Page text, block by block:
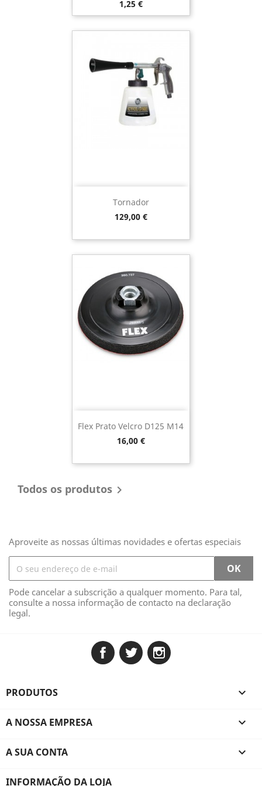
Preço
1,25 €
Tornador
Preço
129,00 €
Flex Prato Velcro D125 M14
Preço
16,00 €
Todos os produtos 
Aproveite as nossas últimas novidades e ofertas especiais
Pode cancelar a subscrição a qualquer momento. Para tal,
consulte a nossa informação de contacto na declaração
legal.
FacebookTwitter
PRODUTOS 
A NOSSA EMPRESA 
A SUA CONTA 
INFORMAÇÃO DA LOJA